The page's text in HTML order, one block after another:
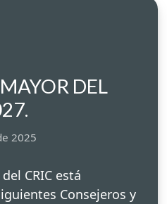
DEL
2025
CRIC está
Consejeros y